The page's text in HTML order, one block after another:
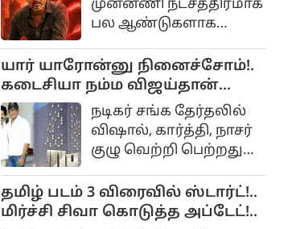
இந்த படத்தில்
இயக்குனர் லோகேஷ்
கனகராஜ்
முதல்முறையாக
கதாநாயகனாக
நடித்திருக்கிறார்.
முன்னணி நட்சத்திரமாக
பல ஆண்டுகளாக
வரும் தளபதி விஜய்,
அரசியலில் முழுநேரமாக
கவனம் செலுத்தும்
யார் யாரோன்னு நினைச்சோம்!.
கடைசியா நம்ம விஜய்தான்
திறந்துவைப்பார்!. விஷால்
நெகிழ்ச்சி!..
நடிகர் சங்க தேர்தலில்
விஷால், கார்த்தி, நாசர்
குழு வெற்றி பெற்றதுமே
கட்டிடத்தை கட்டி
முடிப்போம்.
தமிழ் படம் 3 விரைவில் ஸ்டார்ட்!..
மிர்ச்சி சிவா கொடுத்த அப்டேட்!..